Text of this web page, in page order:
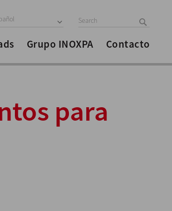
Grupo INOXPA Contacto
para